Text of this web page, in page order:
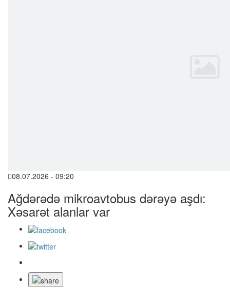
08.07.2026 - 09:20
Ağdərədə mikroavtobus dərəyə aşdı:
Xəsarət alanlar var